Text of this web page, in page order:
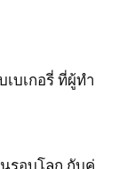
บเกอรี่ ที่ผู้ทำ
รอบโลก กับคู่